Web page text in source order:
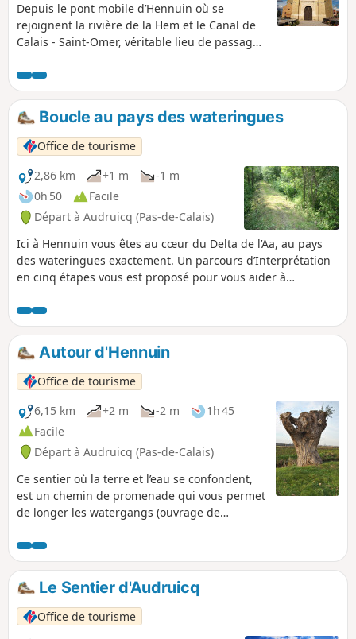
Depuis le pont mobile d’Hennuin où se
rejoignent la rivière de la Hem et le Canal de
Calais - Saint-Omer, véritable lieu de passage
travers le Pays de Langle qui doit son nom à
l’aspect formé par l’estuaire de l’Aa au Moyen-
Âge. Ici, peut-être plus qu’ailleurs, le réseau
hydraulique structure le territoire et rappelle
que vous êtes dans la plaine maritime au pays
des canaux et des chemins d’eau.
Boucle au pays des wateringues
Office de tourisme
2,86 km
+1 m
-1 m
0h 50
Facile
Départ à Audruicq (Pas-de-Calais)
Ici à Hennuin vous êtes au cœur du Delta de l’Aa, au pays
des wateringues exactement. Un parcours d’Interprétation
en cinq étapes vous est proposé pour vous aider à
pays gagné sur la mer.
Autour d'Hennuin
Office de tourisme
6,15 km
+2 m -2 m
1h 45
Facile
Départ à Audruicq (Pas-de-Calais)
Ce sentier où la terre et l’eau se confondent,
est un chemin de promenade qui vous permet
de longer les watergangs (ouvrage de
marais, de zones humides) et observer en
famille des espèces animales et végétales
propres aux milieux humides.
Le Sentier d'Audruicq
Office de tourisme